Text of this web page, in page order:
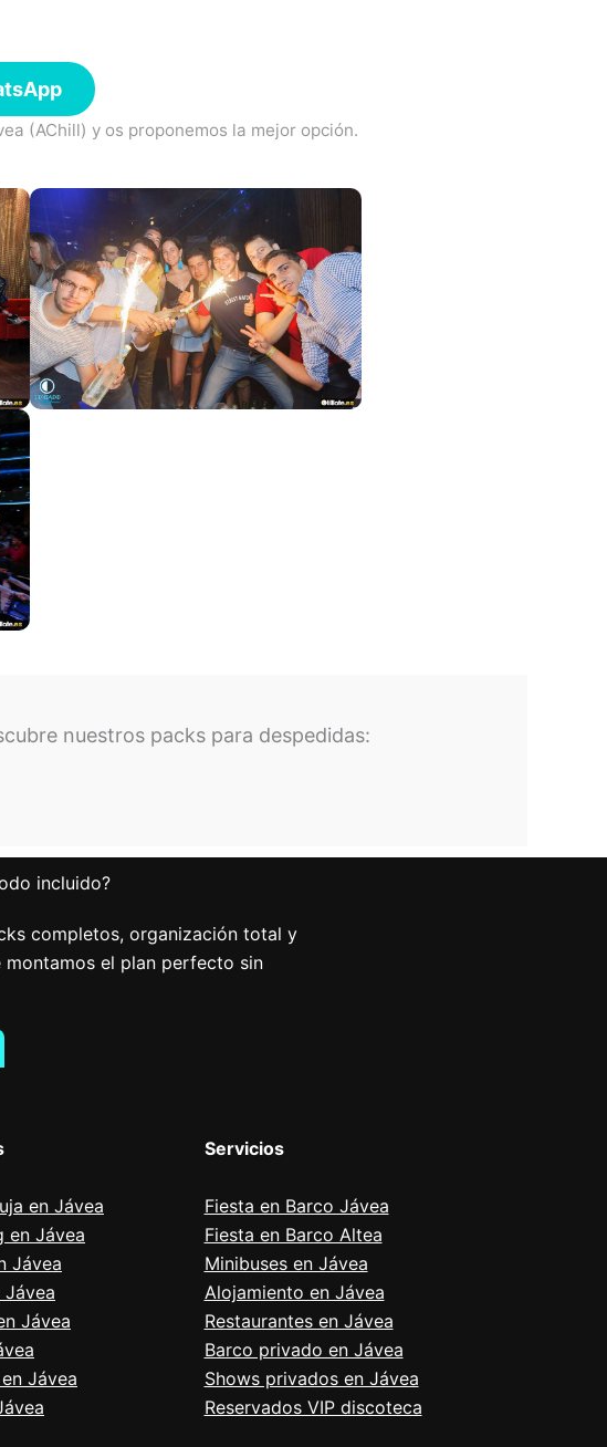
(AChill) y os proponemos la mejor opción.
nuestros packs para despedidas:
incluido?
completos, organización total y
montamos el plan perfecto sin
en Jávea
en Jávea
Jávea
Jávea
Jávea
Jávea
Servicios
Fiesta en Barco Jávea
Fiesta en Barco Altea
Minibuses en Jávea
Alojamiento en Jávea
Restaurantes en Jávea
Barco privado en Jávea
Shows privados en Jávea
Reservados VIP discoteca